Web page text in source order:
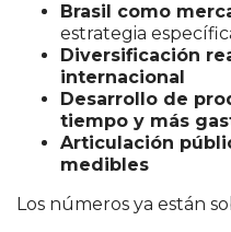
Brasil como
estrategia
Diversificación
internacional
Desarrollo de
tiempo y más
Articulación
medibles
Los números ya están